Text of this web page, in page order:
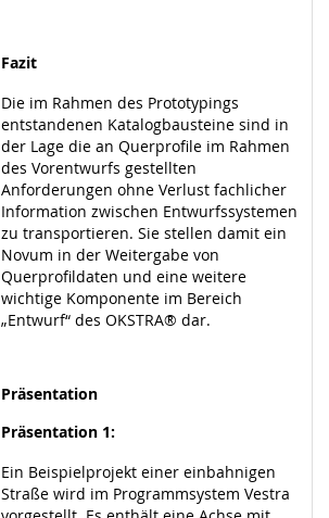
Fazit
Die im Rahmen des Prototypings
entstandenen Katalogbausteine sind in
der Lage die an Querprofile im Rahmen
des Vorentwurfs gestellten
Anforderungen ohne Verlust fachlicher
Information zwischen Entwurfssystemen
zu transportieren. Sie stellen damit ein
Novum in der Weitergabe von
Querprofildaten und eine weitere
wichtige Komponente im Bereich
„Entwurf“ des OKSTRA® dar.
Präsentation
Präsentation 1:
Ein Beispielprojekt einer einbahnigen
Straße wird im Programmsystem Vestra